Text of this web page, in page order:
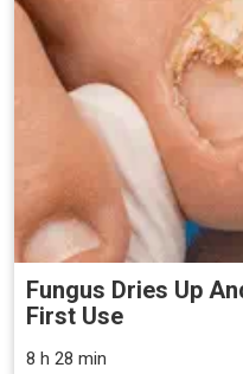
Fungus Dries Up
First Use
8 h 28 min